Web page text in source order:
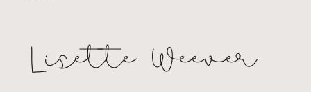
Lisette Weever